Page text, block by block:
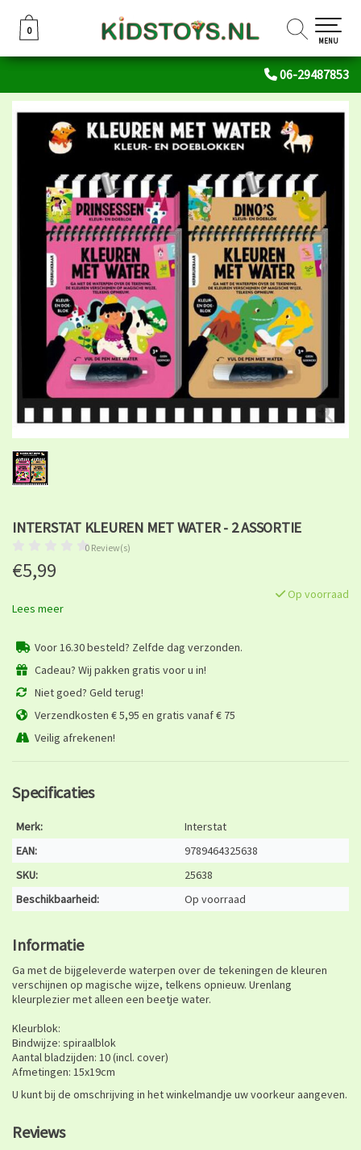
06-29487853
0
0
MENU
INTERSTAT KLEUREN MET WATER - 2 ASSORTIE
0 Review(s)
€5,99
Op voorraad
Lees meer
Voor 16.30 besteld? Zelfde dag verzonden.
Cadeau? Wij pakken gratis voor u in!
Niet goed? Geld terug!
Verzendkosten € 5,95 en gratis vanaf € 75
Veilig afrekenen!
Specificaties
Merk:
Interstat
EAN:
9789464325638
SKU:
25638
Beschikbaarheid:
Op voorraad
Informatie
Ga met de bijgeleverde waterpen over de tekeningen de kleuren
verschijnen op magische wijze, telkens opnieuw. Urenlang
kleurplezier met alleen een beetje water.
Kleurblok:
Bindwijze: spiraalblok
Aantal bladzijden: 10 (incl. cover)
Afmetingen: 15x19cm
U kunt bij de omschrijving in het winkelmandje uw voorkeur aangeven.
Reviews